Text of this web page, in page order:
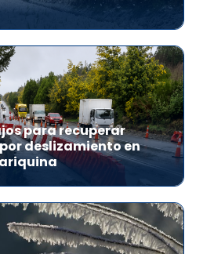
para recuperar
deslizamiento en